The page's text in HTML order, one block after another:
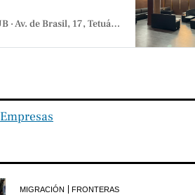
GUSS CLUB · Av. de Brasil, 17, Tetuán, 28020 Madrid, Espagne
Empresas
MIGRACIÓN FRONTERAS